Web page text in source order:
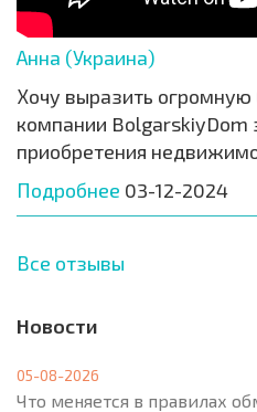
Анна (Украина)
Хочу выразить огромную
компании BolgarskiyDom
приобретения
Подробнее 03-12-2024
Все отзывы
Новости
05-08-2026
Что меняется в правилах